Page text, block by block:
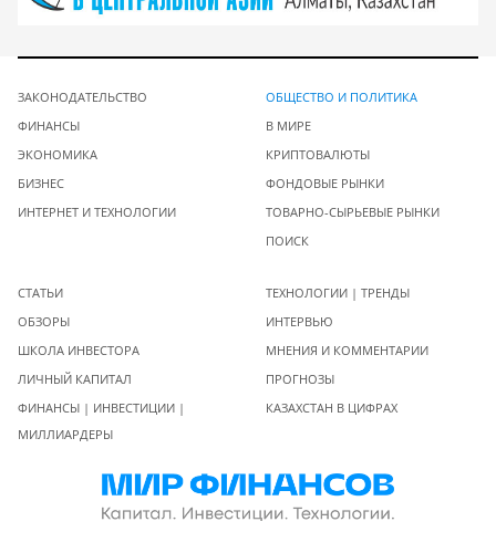
ЗАКОНОДАТЕЛЬСТВО
ФИНАНСЫ
ЭКОНОМИКА
БИЗНЕС
ИНТЕРНЕТ И ТЕХНОЛОГИИ
ОБЩЕСТВО И ПОЛИТИКА
В МИРЕ
КРИПТОВАЛЮТЫ
ФОНДОВЫЕ РЫНКИ
ТОВАРНО-СЫРЬЕВЫЕ РЫНКИ
ПОИСК
СТАТЬИ
ОБЗОРЫ
ШКОЛА ИНВЕСТОРА
ЛИЧНЫЙ КАПИТАЛ
ФИНАНСЫ | ИНВЕСТИЦИИ |
МИЛЛИАРДЕРЫ
ТЕХНОЛОГИИ | ТРЕНДЫ
ИНТЕРВЬЮ
МНЕНИЯ И КОММЕНТАРИИ
ПРОГНОЗЫ
КАЗАХСТАН В ЦИФРАХ